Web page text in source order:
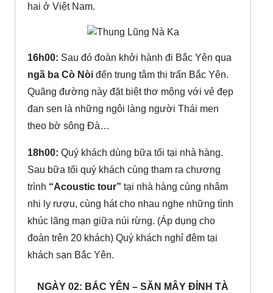
hai ở Việt Nam.
16h00: Sau đó đoàn khởi hành đi Bắc Yên qua
ngã ba Cò Nòi đến trung tâm thị trấn Bắc Yên.
Quãng đường này đặt biệt thơ mộng với vẻ đẹp
đan sen là những ngôi làng người Thái men
theo bờ sông Đà…
18h00: Quý khách dùng bữa tối tại nhà hàng.
Sau bữa tối quý khách cùng tham ra chương
trình “Acoustic tour” tại nhà hàng cùng nhâm
nhi ly rượu, cùng hát cho nhau nghe những tình
khúc lãng mạn giữa núi rừng. (Áp dụng cho
đoàn trên 20 khách) Quý khách nghỉ đêm tại
khách sạn Bắc Yên.
NGÀY 02: BẮC YÊN – SĂN MÂY ĐỈNH TÀ